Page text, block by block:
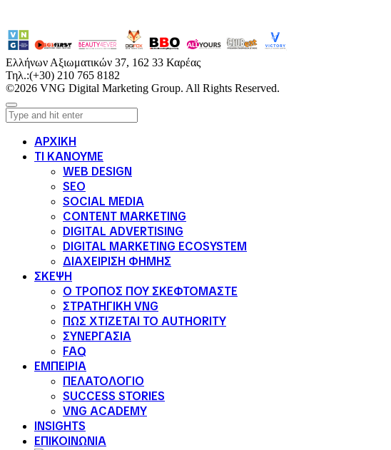
Ελλήνων Αξιωματικών 37, 162 33 Καρέας
Τηλ.:(+30) 210 765 8182
©2026 VNG Digital Marketing Group. All Rights Reserved.
ΑΡΧΙΚΗ
ΤΙ ΚΑΝΟΥΜΕ
WEB DESIGN
SEO
SOCIAL MEDIA
CONTENT MARKETING
DIGITAL ADVERTISING
DIGITAL MARKETING ECOSYSTEM
ΔΙΑΧΕΙΡΙΣΗ ΦΗΜΗΣ
ΣΚΕΨΗ
Ο ΤΡΟΠΟΣ ΠΟΥ ΣΚΕΦΤΟΜΑΣΤΕ
ΣΤΡΑΤΗΓΙΚΗ VNG
ΠΩΣ ΧΤΙΖΕΤΑΙ ΤΟ AUTHORITY
ΣΥΝΕΡΓΑΣΙΑ
FAQ
ΕΜΠΕΙΡΙΑ
ΠΕΛΑΤΟΛΟΓΙΟ
SUCCESS STORIES
VNG ACADEMY
INSIGHTS
ΕΠΙΚΟΙΝΩΝΙΑ